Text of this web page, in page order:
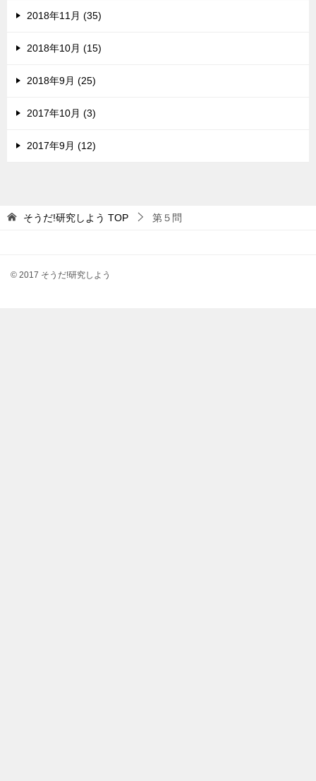
2018年11月 (35)
2018年10月 (15)
2018年9月 (25)
2017年10月 (3)
2017年9月 (12)
そうだ!研究しよう TOP 第５問
© 2017 そうだ!研究しよう